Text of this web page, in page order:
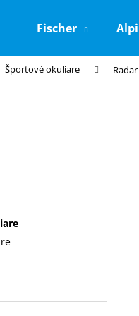
Fischer
Športové okuliare